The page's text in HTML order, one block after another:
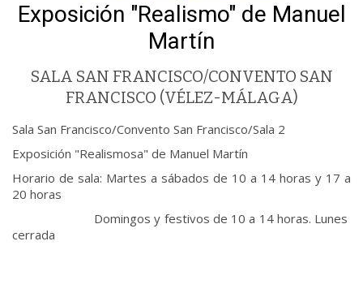
Exposición "Realismo" de Manuel
Martín
SALA SAN FRANCISCO/CONVENTO SAN
FRANCISCO (VÉLEZ-MÁLAGA)
Sala San Francisco/Convento San Francisco/Sala 2
Exposición "Realismosa" de Manuel Martín
Horario de sala: Martes a sábados de 10 a 14 horas y 17 a
20 horas
Domingos y festivos de 10 a 14 horas. Lunes
cerrada